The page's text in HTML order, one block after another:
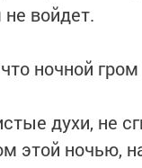
войдет.
ночной
духи, не
этой ночью,